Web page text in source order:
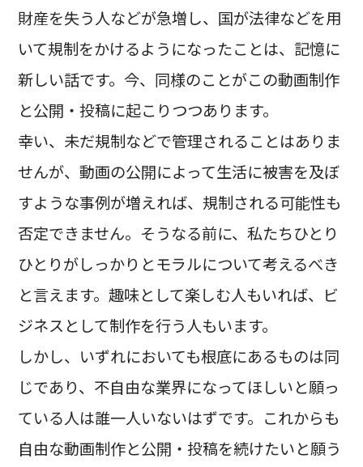
財産を失う人などが急増し、国が法律などを用
いて規制をかけるようになったことは、記憶に
新しい話です。今、同様のことがこの動画制作
と公開・投稿に起こりつつあります。
幸い、未だ規制などで管理されることはありま
せんが、動画の公開によって生活に被害を及ぼ
すような事例が増えれば、規制される可能性も
否定できません。そうなる前に、私たちひとり
ひとりがしっかりとモラルについて考えるべき
と言えます。趣味として楽しむ人もいれば、ビ
ジネスとして制作を行う人もいます。
しかし、いずれにおいても根底にあるものは同
じであり、不自由な業界になってほしいと願っ
ている人は誰一人いないはずです。これからも
自由な動画制作と公開・投稿を続けたいと願う